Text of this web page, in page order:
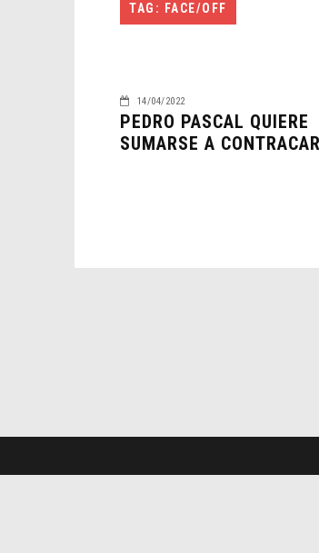
TAG: FACE/OFF
14/04/2022
PEDRO PASCAL QUIERE
SUMARSE A